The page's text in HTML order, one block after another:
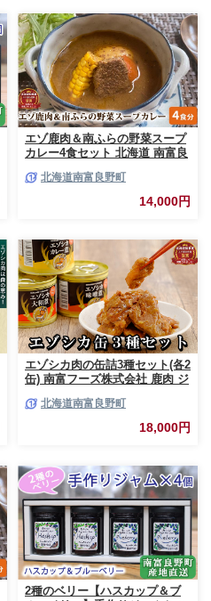
エゾ鹿肉＆南ふらの野菜スープ
カレー4食セット 北海道 南富良
スープカレー セット 詰合せ 加
北海道南富良野町
14,000円
エゾシカ肉の缶詰3種セット(各2
缶) 南富フーズ株式会社 鹿肉 ジ
南富良野町 エゾシカ 缶詰 セッ
ト 詰合せ 肉の加工品 おかず お
北海道南富良野町
18,000円
2種のベリー【ハスカップ＆ブ